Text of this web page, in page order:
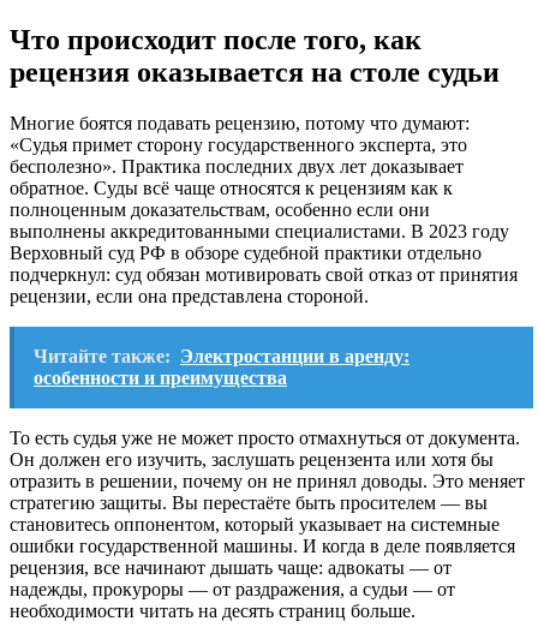
Что происходит после того, как
рецензия оказывается на столе судьи
Многие боятся подавать рецензию, потому что думают:
«Судья примет сторону государственного эксперта, это
бесполезно». Практика последних двух лет доказывает
обратное. Суды всё чаще относятся к рецензиям как к
полноценным доказательствам, особенно если они
выполнены аккредитованными специалистами. В 2023 году
Верховный суд РФ в обзоре судебной практики отдельно
подчеркнул: суд обязан мотивировать свой отказ от принятия
рецензии, если она представлена стороной.
Читайте также: Электростанции в аренду:
особенности и преимущества
То есть судья уже не может просто отмахнуться от документа.
Он должен его изучить, заслушать рецензента или хотя бы
отразить в решении, почему он не принял доводы. Это меняет
стратегию защиты. Вы перестаёте быть просителем — вы
становитесь оппонентом, который указывает на системные
ошибки государственной машины. И когда в деле появляется
рецензия, все начинают дышать чаще: адвокаты — от
надежды, прокуроры — от раздражения, а судьи — от
необходимости читать на десять страниц больше.